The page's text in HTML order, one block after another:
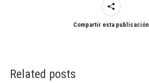
Compartir esta publicación
Related posts